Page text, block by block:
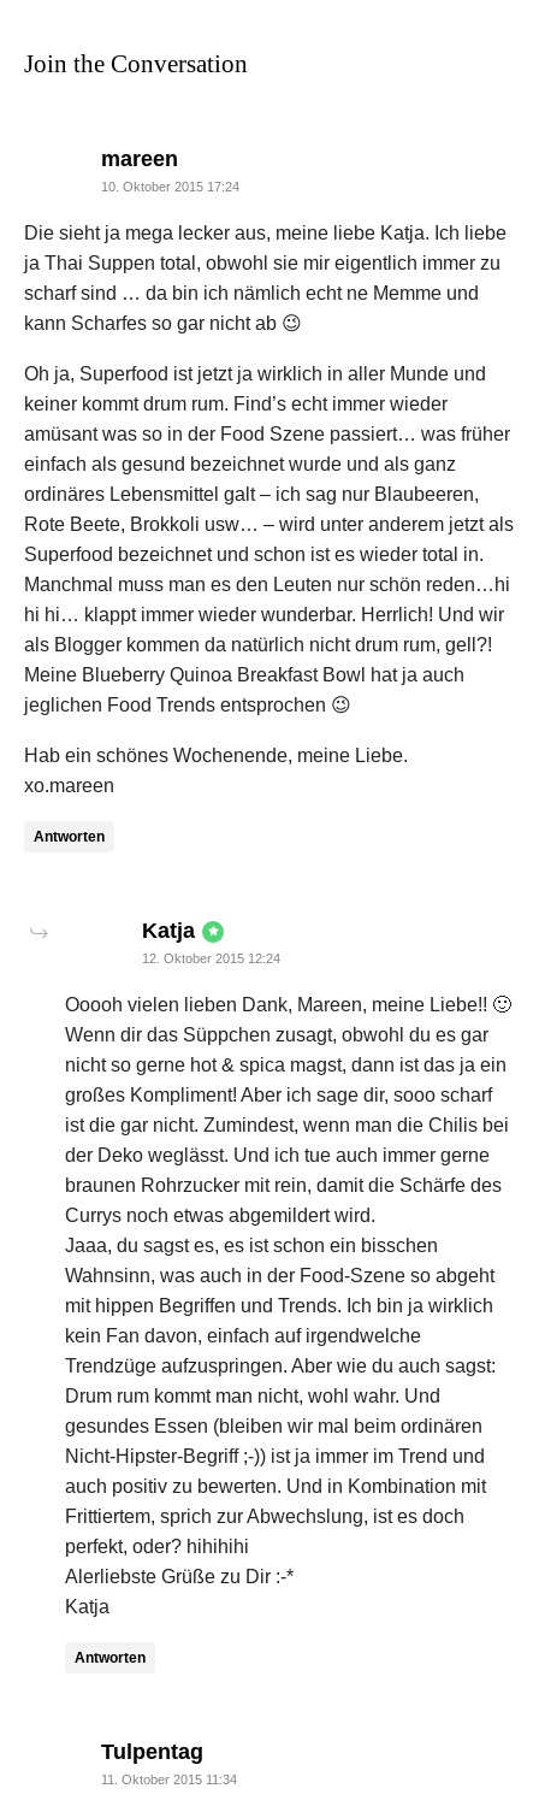
Join the Conversation
mareen
10. Oktober 2015 17:24
Die sieht ja mega lecker aus, meine liebe Katja. Ich liebe
ja Thai Suppen total, obwohl sie mir eigentlich immer zu
scharf sind … da bin ich nämlich echt ne Memme und
kann Scharfes so gar nicht ab 😉
Oh ja, Superfood ist jetzt ja wirklich in aller Munde und
keiner kommt drum rum. Find’s echt immer wieder
amüsant was so in der Food Szene passiert… was früher
einfach als gesund bezeichnet wurde und als ganz
ordinäres Lebensmittel galt – ich sag nur Blaubeeren,
Rote Beete, Brokkoli usw… – wird unter anderem jetzt als
Superfood bezeichnet und schon ist es wieder total in.
Manchmal muss man es den Leuten nur schön reden…hi
hi hi… klappt immer wieder wunderbar. Herrlich! Und wir
als Blogger kommen da natürlich nicht drum rum, gell?!
Meine Blueberry Quinoa Breakfast Bowl hat ja auch
jeglichen Food Trends entsprochen 😉
Hab ein schönes Wochenende, meine Liebe.
xo.mareen
Antworten
Katja says:
12. Oktober 2015 12:24
Ooooh vielen lieben Dank, Mareen, meine Liebe!! 🙂
Wenn dir das Süppchen zusagt, obwohl du es gar
nicht so gerne hot & spica magst, dann ist das ja ein
großes Kompliment! Aber ich sage dir, sooo scharf
ist die gar nicht. Zumindest, wenn man die Chilis bei
der Deko weglässt. Und ich tue auch immer gerne
braunen Rohrzucker mit rein, damit die Schärfe des
Currys noch etwas abgemildert wird.
Jaaa, du sagst es, es ist schon ein bisschen
Wahnsinn, was auch in der Food-Szene so abgeht
mit hippen Begriffen und Trends. Ich bin ja wirklich
kein Fan davon, einfach auf irgendwelche
Trendzüge aufzuspringen. Aber wie du auch sagst:
Drum rum kommt man nicht, wohl wahr. Und
gesundes Essen (bleiben wir mal beim ordinären
Nicht-Hipster-Begriff ;-)) ist ja immer im Trend und
auch positiv zu bewerten. Und in Kombination mit
Frittiertem, sprich zur Abwechslung, ist es doch
perfekt, oder? hihihihi
Alerliebste Grüße zu Dir :-*
Katja
Antworten
Tulpentag
11. Oktober 2015 11:34